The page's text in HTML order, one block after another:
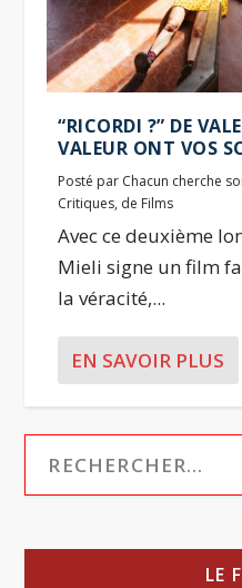
“RICORDI ?” DE
VALEUR ONT VOS
Posté par Chacun cherche
Critiques, de Films
Avec ce deuxième
Mieli signe un film
la véracité,...
EN SAVOIR PLUS
LE